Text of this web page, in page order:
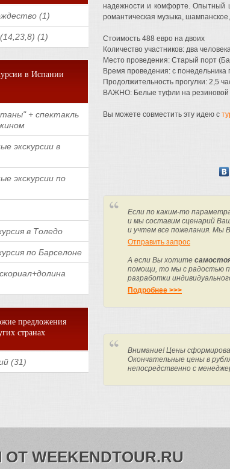
(1)
(1)
в Испании
+ спектакль
экскурсии в
экскурсии по
в Толедо
по Барселоне
предложения
странах
(31)
надежности и комфорте. Опытный
романтическая музыка,
Стоимость 488 евро на двоих
Количество участников: два
Место проведения: Старый порт
Время проведения: с понедельника
Продолжительность прогулки: 2,5
ВАЖНО: Белые туфли на резиновой
Вы можете совместить эту идею с
Если по каким-то
и мы составим сценарий
и учтем все пожелания. Мы
Отправить запрос
А если Вы хотите
помощи, то мы с радостью
разработки
Подробнее >>>
Внимание! Цены
Окончательные цены в
непосредственно с
WEEKENDTOUR.RU